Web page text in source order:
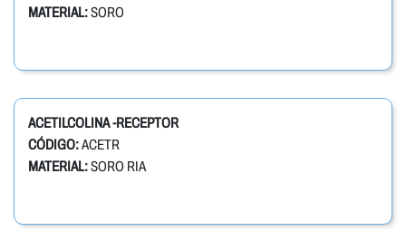
MATERIAL:SORO
ACETILCOLINA -RECEPTOR
CÓDIGO:ACETR
MATERIAL:SORO RIA